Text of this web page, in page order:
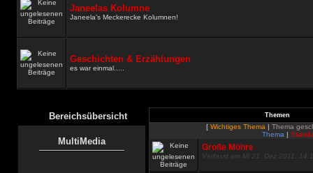
Janeelas Kolumne
Janeela's Meckerecke Kolumnen!
Geschichten & Erzählungen
es war einmal.....
Bereichsübersicht
MultiMedia
Themen
[ Wichtiges Thema | Thema
Thema |
Große Möhre
Verfasst am Mi 21. Dez 2011,